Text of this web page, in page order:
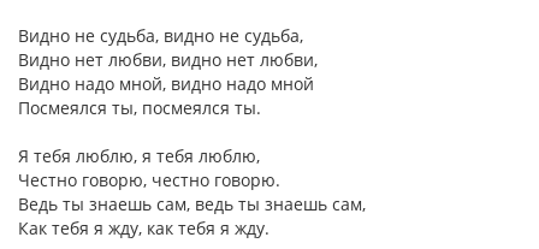
Видно не судьба, видно не судьба,
Видно нет любви, видно нет любви,
Видно надо мной, видно надо мной
Посмеялся ты, посмеялся ты.
Я тебя люблю, я тебя люблю,
Честно говорю, честно говорю.
Ведь ты знаешь сам, ведь ты знаешь сам,
Как тебя я жду, как тебя я жду.